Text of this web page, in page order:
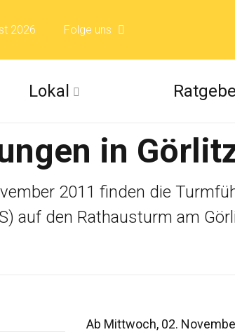
2026 Folge uns
Folge uns auf Flickr
Folge uns auf Issuu
Lokal
in
2011 finden die
auf den Rathausturm am
Ab Mittwoch, 02.